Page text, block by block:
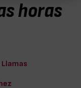
horas
Llamas